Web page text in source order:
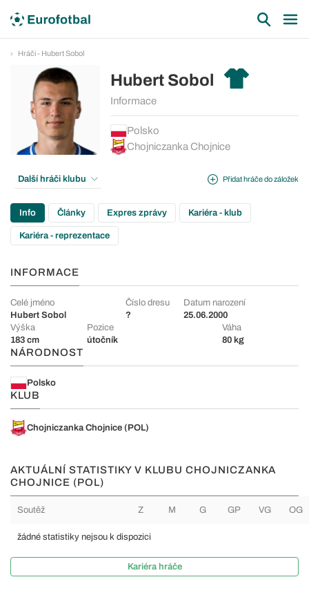
Hráči - Hubert Sobol
Hubert Sobol
Informace
Polsko
Chojniczanka Chojnice
Přidat hráče do záložek
Další hráči klubu
Info Články Expres zprávy Kariéra - klub
Kariéra - reprezentace
INFORMACE
Celé jméno
Hubert Sobol
Číslo dresu
?
Datum narození
25.06.2000
Výška
183 cm
Pozice
útočník
Váha
80 kg
NÁRODNOST
Polsko
KLUB
Chojniczanka Chojnice (POL)
AKTUÁLNÍ STATISTIKY V KLUBU CHOJNICZANKA
CHOJNICE (POL)
Soutěž Z M G GP VG OG
žádné statistiky nejsou k dispozici
Kariéra hráče